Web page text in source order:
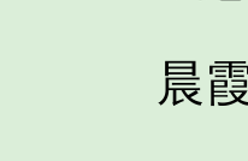
晨霞